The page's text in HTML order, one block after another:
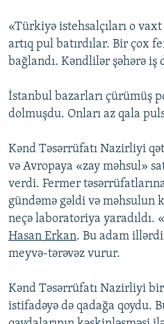
«Türkiyə istehsalçıları o
artıq pul batırdılar. Bir çox
bağlandı. Kəndlilər şəhərə iş
İstanbul bazarları çürümüş
dolmuşdu. Onları az qala
Kənd Təsərrüfatı Nazirliyi
və Avropaya «zay məhsul»
verdi. Fermer
gündəmə gəldi və məhsulun
neçə laboratoriya yaradıldı.
Hasan Erkan. Bu adam
meyvə-tərəvəz vurur.
Kənd Təsərrüfatı Nazirliyi
istifadəyə də qadağa qoydu.